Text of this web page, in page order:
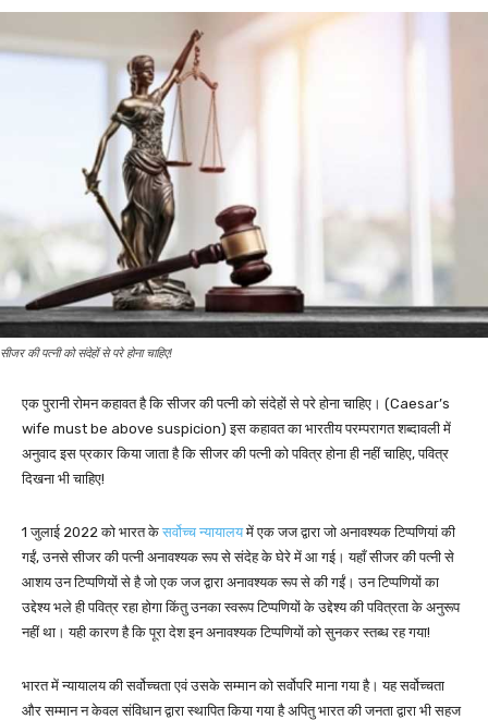
सीजर की पत्नी को संदेहों से परे होना चाहिए!
एक पुरानी रोमन कहावत है कि सीजर की पत्नी को संदेहों से परे होना चाहिए। (Caesar’s
wife must be above suspicion) इस कहावत का भारतीय परम्परागत शब्दावली में
अनुवाद इस प्रकार किया जाता है कि सीजर की पत्नी को पवित्र होना ही नहीं चाहिए, पवित्र
दिखना भी चाहिए!
1 जुलाई 2022 को भारत के सर्वोच्च न्यायालयमें एक जज द्वारा जो अनावश्यक टिप्पणियां की
गईं, उनसे सीजर की पत्नी अनावश्यक रूप से संदेह के घेरे में आ गई। यहाँ सीजर की पत्नी से
आशय उन टिप्पणियों से है जो एक जज द्वारा अनावश्यक रूप से की गईं। उन टिप्पणियों का
उद्देश्य भले ही पवित्र रहा होगा किंतु उनका स्वरूप टिप्पणियों के उद्देश्य की पवित्रता के अनुरूप
नहीं था। यही कारण है कि पूरा देश इन अनावश्यक टिप्पणियों को सुनकर स्तब्ध रह गया!
भारत में न्यायालय की सर्वोच्चता एवं उसके सम्मान को सर्वोपरि माना गया है। यह सर्वोच्चता
और सम्मान न केवल संविधान द्वारा स्थापित किया गया है अपितु भारत की जनता द्वारा भी सहज